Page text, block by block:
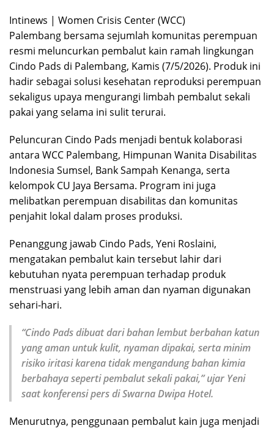
Intinews | Women Crisis Center (WCC)
Palembang bersama sejumlah komunitas perempuan
resmi meluncurkan pembalut kain ramah lingkungan
Cindo Pads di Palembang, Kamis (7/5/2026). Produk ini
hadir sebagai solusi kesehatan reproduksi perempuan
sekaligus upaya mengurangi limbah pembalut sekali
pakai yang selama ini sulit terurai.
Peluncuran Cindo Pads menjadi bentuk kolaborasi
antara WCC Palembang, Himpunan Wanita Disabilitas
Indonesia Sumsel, Bank Sampah Kenanga, serta
kelompok CU Jaya Bersama. Program ini juga
melibatkan perempuan disabilitas dan komunitas
penjahit lokal dalam proses produksi.
Penanggung jawab Cindo Pads, Yeni Roslaini,
mengatakan pembalut kain tersebut lahir dari
kebutuhan nyata perempuan terhadap produk
menstruasi yang lebih aman dan nyaman digunakan
sehari-hari.
“Cindo Pads dibuat dari bahan lembut berbahan katun
yang aman untuk kulit, nyaman dipakai, serta minim
risiko iritasi karena tidak mengandung bahan kimia
berbahaya seperti pembalut sekali pakai,” ujar Yeni
saat konferensi pers di Swarna Dwipa Hotel.
Menurutnya, penggunaan pembalut kain juga menjadi